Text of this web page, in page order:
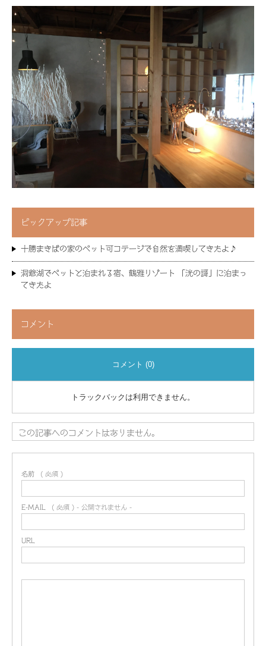
ピックアップ記事
十勝まきばの家のペット可コテージで自然を満喫してきたよ♪
洞爺湖でペットと泊まれる宿、鶴雅リゾート 「洸の謌」に泊まっ
てきたよ
コメント
コメント (0)
トラックバックは利用できません。
この記事へのコメントはありません。
名前 ( 必須 )
E-MAIL ( 必須 ) - 公開されません -
URL